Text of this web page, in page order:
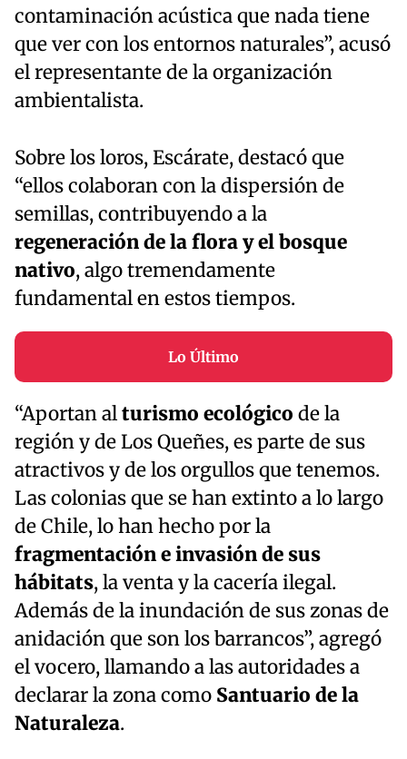
contaminación acústica que nada tiene
que ver con los entornos naturales”, acusó
el representante de la organización
ambientalista.
Sobre los loros, Escárate, destacó que
“ellos colaboran con la dispersión de
semillas, contribuyendo a la
regeneración de la flora y el bosque
nativo, algo tremendamente
fundamental en estos tiempos.
Lo Último
“Aportan alturismo ecológico de la
región y de Los Queñes, es parte de sus
atractivos y de los orgullos que tenemos.
Las colonias que se han extinto a lo largo
de Chile, lo han hecho por la
fragmentación e invasión de sus
hábitats, la venta y la cacería ilegal.
Además de la inundación de sus zonas de
anidación que son los barrancos”, agregó
el vocero, llamando a las autoridades a
declarar la zona como Santuario de la
Naturaleza.